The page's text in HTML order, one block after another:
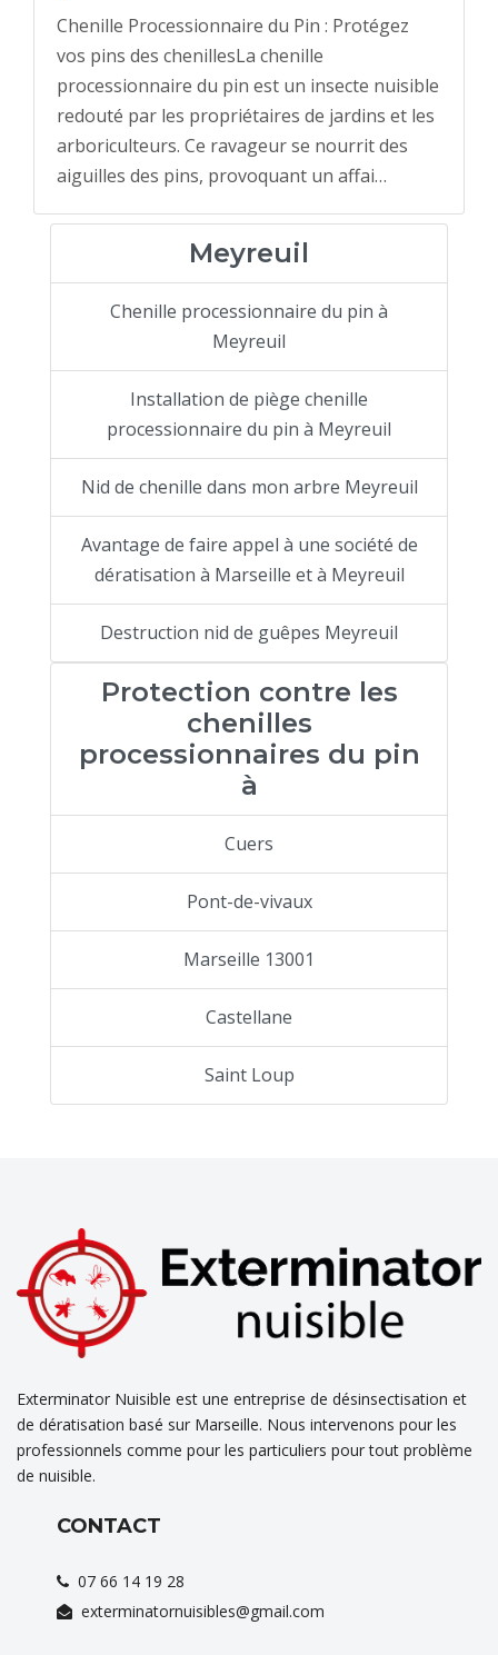
Chenille Processionnaire du Pin : Protégez
vos pins des chenillesLa chenille
processionnaire du pin est un insecte nuisible
redouté par les propriétaires de jardins et les
arboriculteurs. Ce ravageur se nourrit des
aiguilles des pins, provoquant un affai…
Meyreuil
Chenille processionnaire du pin à
Meyreuil
Installation de piège chenille
processionnaire du pin à Meyreuil
Nid de chenille dans mon arbre Meyreuil
Avantage de faire appel à une société de
dératisation à Marseille et à Meyreuil
Destruction nid de guêpes Meyreuil
Protection contre les
chenilles
processionnaires du pin
à
Cuers
Pont-de-vivaux
Marseille 13001
Castellane
Saint Loup
Exterminator Nuisible est une entreprise de désinsectisation et
de dératisation basé sur Marseille. Nous intervenons pour les
professionnels comme pour les particuliers pour tout problème
de nuisible.
CONTACT
07 66 14 19 28
exterminatornuisibles@gmail.com